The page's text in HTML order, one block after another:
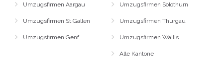
Umzugsfirmen Aargau
Umzugsfirmen St.Gallen
Umzugsfirmen Genf
Umzugsfirmen Solothurn
Umzugsfirmen Thurgau
Umzugsfirmen Wallis
Alle Kantone